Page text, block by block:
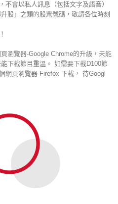
不會以私人訊息（包括文字及語音）
股」之類的股票號碼，敬請各位時刻
瀏覽器-Google Chrome的升級，未能
下載節目重溫。 如需要下載D100節
網頁瀏覽器-Firefox 下載， 待Googl